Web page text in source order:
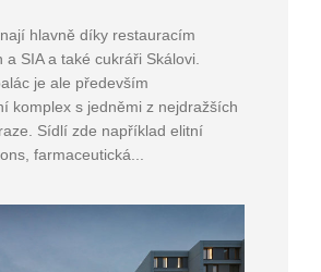
hlavně díky restauracím
a SIA a také cukráři Skálovi.
je ale především
komplex s jedněmi z nejdražších
Sídlí zde například elitní
farmaceutická...